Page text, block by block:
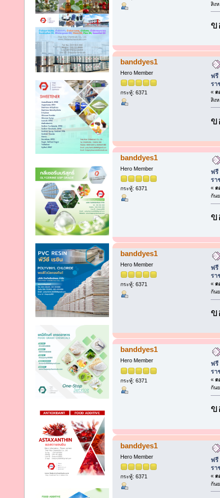
สิง
ข
banddyes1
Hero Member
กระทู้: 6371
ฟรี
รา
« ต
สิง
ข
banddyes1
Hero Member
กระทู้: 6371
ฟรี
รา
« ต
กัน
ข
banddyes1
Hero Member
กระทู้: 6371
ฟรี
รา
« ต
กัน
ข
banddyes1
Hero Member
กระทู้: 6371
ฟรี
รา
« ต
กัน
ข
banddyes1
Hero Member
กระทู้: 6371
ฟรี
รา
« ต
กัน